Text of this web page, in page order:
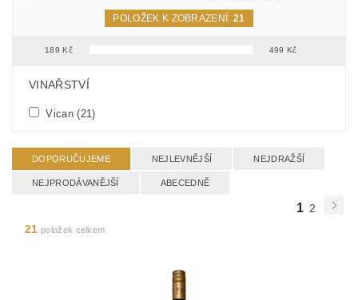
189 Kč 499 Kč
POLOŽEK K ZOBRAZENÍ:21
FILTR PODLE PARAMETRŮ, VLASTNOSTÍ A VÝROBCŮ
VINAŘSTVÍ
Vican(21)
DOPORUČUJEME NEJLEVNĚJŠÍ NEJDRAŽŠÍ
NEJPRODÁVANĚJŠÍ ABECEDNĚ
1 2
21 položek celkem